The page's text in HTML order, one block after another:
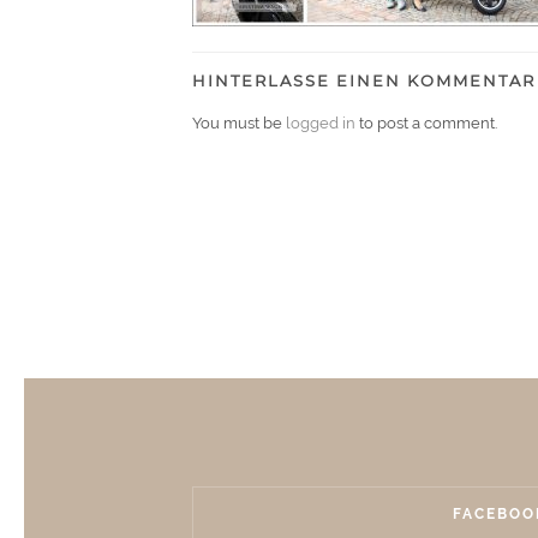
HINTERLASSE EINEN KOMMENTAR
You must be logged in to post a comment.